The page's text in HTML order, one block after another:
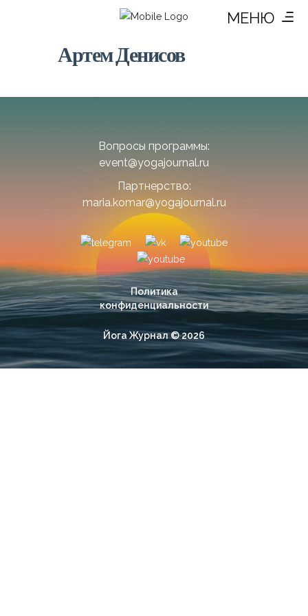
МЕНЮ
Артем Денисов
Вопросы программы:
event@yogajournal.ru
Партнерство:
maria.komar@yogajournal.ru
Политика
конфиденциальности
Йога Журнал © 2026